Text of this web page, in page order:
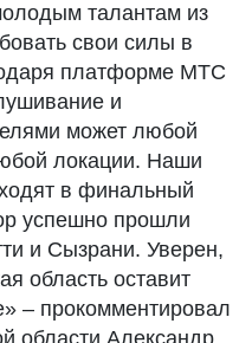
талантам из
свои силы в
платформе МТС
и
может любой
локации. Наши
в финальный
успешно прошли
и Сызрани. Уверен,
область оставит
– прокомментировал
области Александр